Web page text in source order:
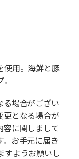
使用。海鮮と豚
る場合がござい
更となる場合が
容に関しまして
。お手元に届き
すようお願いし